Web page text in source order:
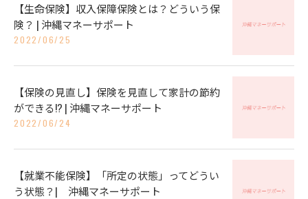
【生命保険】収入保障保険とは？どういう保
険？ | 沖縄マネーサポート
2022/06/25
【保険の見直し】保険を見直して家計の節約
ができる!? | 沖縄マネーサポート
2022/06/24
【就業不能保険】「所定の状態」ってどうい
う状態？| 沖縄マネーサポート